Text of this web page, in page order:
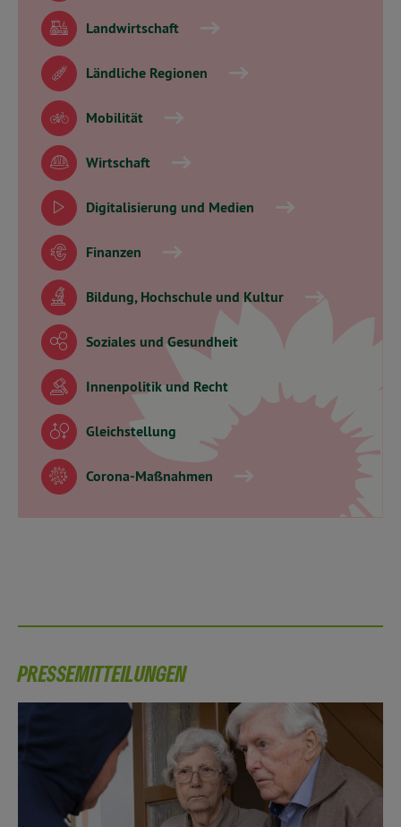
Landwirtschaft
Ländliche Regionen
Mobilität
Wirtschaft
Digitalisierung und Medien
Finanzen
Bildung, Hochschule und Kultur
Soziales und Gesundheit
Innenpolitik und Recht
Gleichstellung
Corona-Maßnahmen
PRESSEMITTEILUNGEN